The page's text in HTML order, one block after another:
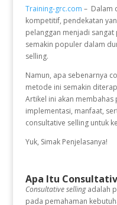
Training-grc.com – Dalam
kompetitif, pendekatan
pelanggan menjadi sangat
semakin populer dalam
selling.
Namun, apa sebenarnya
metode ini semakin
Artikel ini akan membahas
implementasi, manfaat,
consultative selling untuk
Yuk, Simak Penjelasanya!
Apa Itu
Consultative sellingadalah
pada pemahaman